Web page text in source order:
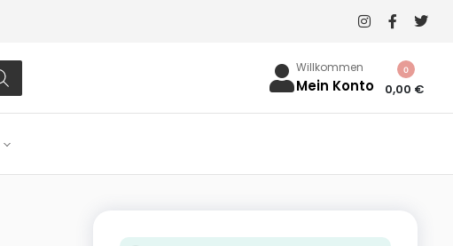
Willkommen
Mein Konto 0,00 €
0